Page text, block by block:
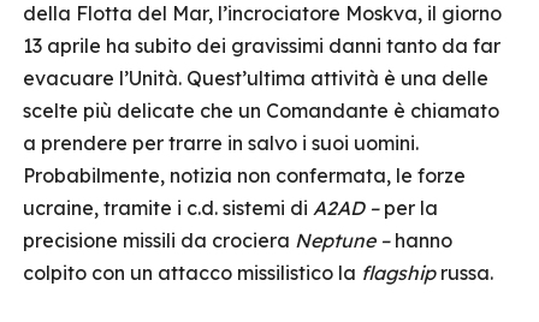
della Flotta del Mar, l’incrociatore Moskva, il giorno
13 aprile ha subito dei gravissimi danni tanto da far
evacuare l’Unità. Quest’ultima attività è una delle
scelte più delicate che un Comandante è chiamato
a prendere per trarre in salvo i suoi uomini.
Probabilmente, notizia non confermata, le forze
ucraine, tramite i c.d. sistemi di A2AD – per la
precisione missili da crociera Neptune –hanno
colpito con un attacco missilistico la flagshiprussa.